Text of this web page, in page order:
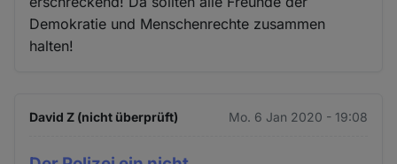
Demokratie und Menschenrechte zusammen
halten!
David Z (nicht überprüft) Mo. 6 Jan 2020 - 19:08